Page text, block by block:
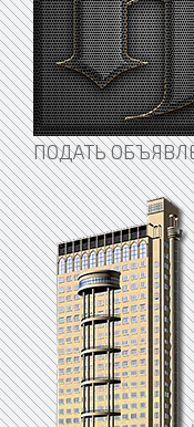
ПОДАТЬ